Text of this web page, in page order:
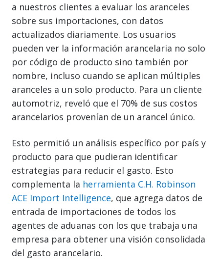
a nuestros clientes a evaluar los aranceles
sobre sus importaciones, con datos
actualizados diariamente. Los usuarios
pueden ver la información arancelaria no solo
por código de producto sino también por
nombre, incluso cuando se aplican múltiples
aranceles a un solo producto. Para un cliente
automotriz, reveló que el 70% de sus costos
arancelarios provenían de un arancel único.
Esto permitió un análisis específico por país y
producto para que pudieran identificar
estrategias para reducir el gasto. Esto
complementa la herramienta C.H. Robinson
ACE Import Intelligence, que agrega datos de
entrada de importaciones de todos los
agentes de aduanas con los que trabaja una
empresa para obtener una visión consolidada
del gasto arancelario.